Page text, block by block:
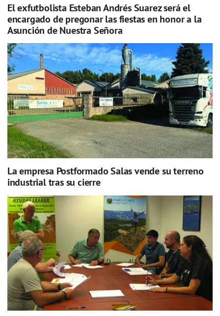
El exfutbolista Esteban Andrés Suarez será el
encargado de pregonar las fiestas en honor a la
Asunción de Nuestra Señora
La empresa Postformado Salas vende su terreno
industrial tras su cierre